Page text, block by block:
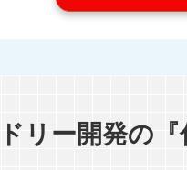
リー開発の『